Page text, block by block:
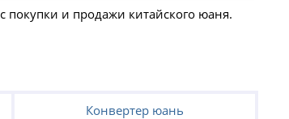
и продажи китайского юаня.
Конвертер юань